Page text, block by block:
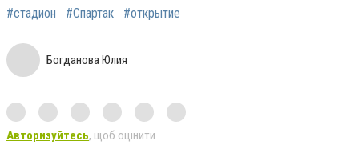
#стадион #Спартак #открытие
Богданова Юлия
Авторизуйтесь, щоб оцінити